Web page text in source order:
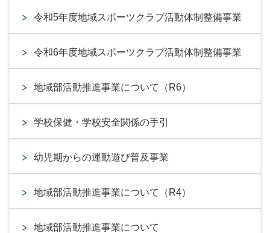
令和5年度地域スポーツクラブ活動体制整備事業
令和6年度地域スポーツクラブ活動体制整備事業
地域部活動推進事業について（R6）
学校保健・学校安全関係の手引
幼児期からの運動遊び普及事業
地域部活動推進事業について（R4）
地域部活動推進事業について